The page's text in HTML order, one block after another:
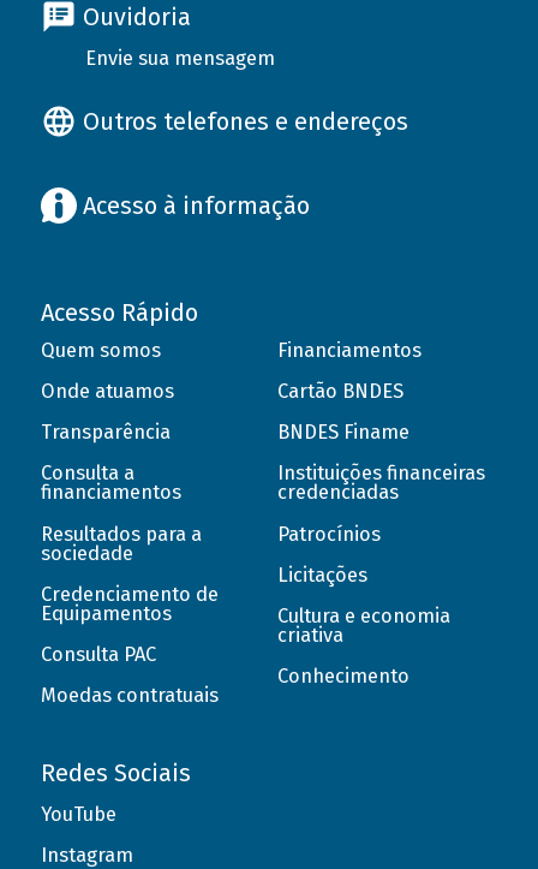
Ouvidoria
Envie sua mensagem
Outros telefones e endereços
Acesso à informação
Acesso Rápido
Quem somos
Onde atuamos
Transparência
Consulta a
financiamentos
Resultados para a
sociedade
Credenciamento de
Equipamentos
Consulta PAC
Moedas contratuais
Financiamentos
Cartão BNDES
BNDES Finame
Instituições financeiras
credenciadas
Patrocínios
Licitações
Cultura e economia
criativa
Conhecimento
Redes Sociais
YouTube
Instagram